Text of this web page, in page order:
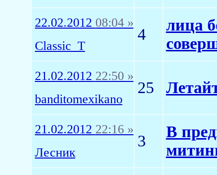
22.02.2012 08:04 »
Classic_T
4
лица
21.02.2012 22:50 »
banditomexikano
25
21.02.2012 22:16 »
Лесник
3
В